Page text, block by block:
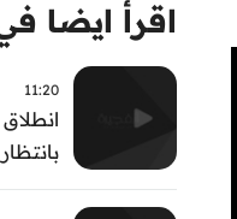
اقرأ ايضا
11:20
انطلاق
يثبت